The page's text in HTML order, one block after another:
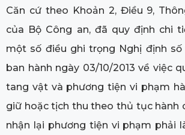
Căn cứ theo Khoản 2, Điều 9,
của Bộ Công an, đã quy định chi
một số điều ghi trọng Nghị định số
ban hành ngày 03/10/2013 về việc
tang vật và phương tiện vi phạm
giữ hoặc tịch thu theo thủ tục hành
nhận lại phương tiện vi phạm phải